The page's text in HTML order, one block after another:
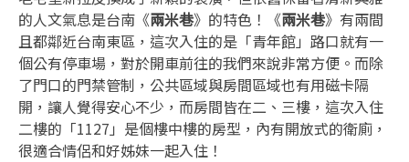
的人文氣息是台南《兩米巷》的特色！《兩米巷》有兩間
且都鄰近台南東區，這次入住的是「青年館」路口就有一
個公有停車場，對於開車前往的我們來說非常方便。而除
了門口的門禁管制，公共區域與房間區域也有用磁卡隔
開，讓人覺得安心不少，而房間皆在二、三樓，這次入住
二樓的「1127」是個樓中樓的房型，內有開放式的衛廁，
很適合情侶和好姊妹一起入住！